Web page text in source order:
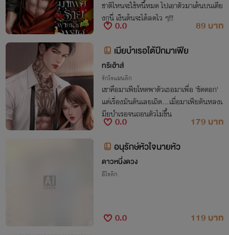
ชาติไหนจะใช้หนี้หมด ไปเอาตัวมาเต้นบนเตีย
งกูนี่ เงินต้นจะได้ลดไว ๆ!!!
0.0
89 บาท
เมียบำเรอใต้ปีกมาเฟีย
ทรีเฮ้าส์
รักโรแมนติก
เขาคือมาเฟียโหดพาตัวเธอมาเพื่อ 'ขัดดอก'
แต่เรื่องมันดันเลยเถิด...เมื่อมาเฟียดันหลงเ
มียบำเรอจนถอนตัวไม่ขึ้น
0.0
179 บาท
อนุรักษ์หัวใจนายหัว
ดาวหนึ่งดวง
อีโรติก
0.0
119 บาท